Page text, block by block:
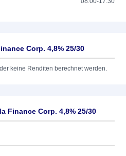
Corp. 4,8% 25/30
keine Renditen berechnet werden.
Finance Corp. 4,8% 25/30